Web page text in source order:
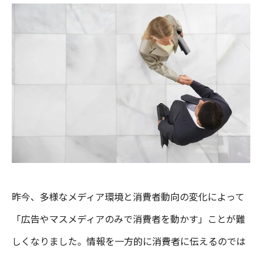
昨今、多様なメディア環境と消費者動向の変化によって
「広告やマスメディアのみで消費者を動かす」ことが難
しくなりました。情報を一方的に消費者に伝えるのでは